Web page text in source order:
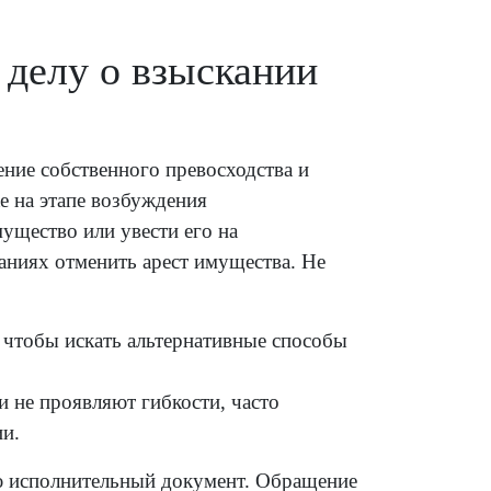
о взыскании
собственного превосходства и
на этапе возбуждения
или увести его на
отменить арест имущества. Не
искать альтернативные способы
не проявляют гибкости, часто
исполнительный документ. Обращение